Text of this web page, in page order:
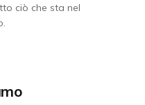
ciò che sta nel